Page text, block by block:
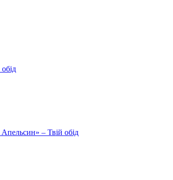
– Твій обід